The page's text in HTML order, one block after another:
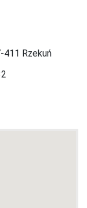
411 Rzekuń